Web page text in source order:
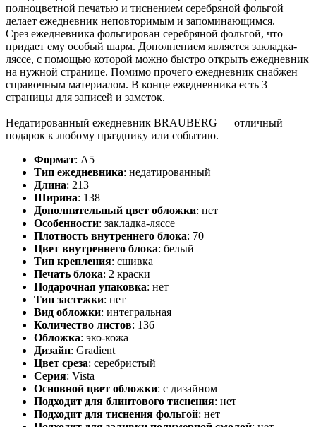
полноцветной печатью и тиснением серебряной фольгой
делает ежедневник неповторимым и запоминающимся.
Срез ежедневника фольгирован серебряной фольгой, что
придает ему особый шарм. Дополнением является закладка-
ляссе, с помощью которой можно быстро открыть ежедневник
на нужной странице. Помимо прочего ежедневник снабжен
справочным материалом. В конце ежедневника есть 3
страницы для записей и заметок.
Недатированный ежедневник BRAUBERG — отличный
подарок к любому празднику или событию.
Формат: А5
Тип ежедневника: недатированный
Длина: 213
Ширина: 138
Дополнительный цвет обложки: нет
Особенности: закладка-ляссе
Плотность внутреннего блока: 70
Цвет внутреннего блока: белый
Тип крепления: сшивка
Печать блока: 2 краски
Подарочная упаковка: нет
Тип застежки: нет
Вид обложки: интегральная
Количество листов: 136
Обложка: эко-кожа
Дизайн: Gradient
Цвет среза: серебристый
Серия: Vista
Основной цвет обложки: с дизайном
Подходит для блинтового тиснения: нет
Подходит для тиснения фольгой: нет